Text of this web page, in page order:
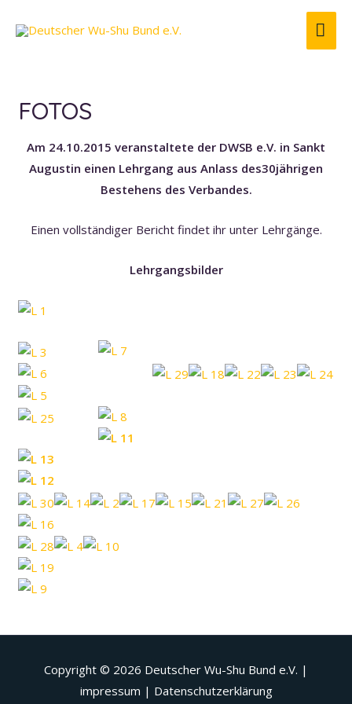
FOTOS
Am 24.10.2015 veranstaltete der DWSB e.V. in Sankt
Augustin einen Lehrgang aus Anlass des30jährigen
Bestehens des Verbandes.
Einen vollständiger Bericht findet ihr unter Lehrgänge.
Lehrgangsbilder
Copyright © 2026 Deutscher Wu-Shu Bund e.V. |
impressum | Datenschutzerklärung